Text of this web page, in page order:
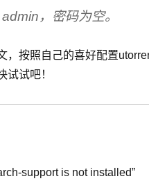
，密码为空。
，按照自己的喜好配置
试试吧！
support is not installed”